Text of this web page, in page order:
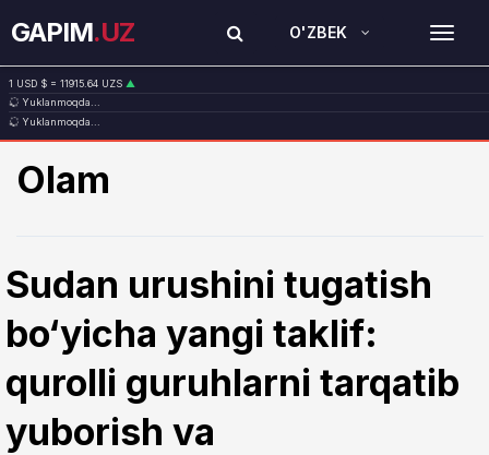
GAPIM.UZ O'ZBEK
1 USD $ = 11915.64 UZS ▲
1 EUR € = 13749.46 UZS
1 RUB ₽ = 146.19 UZS
1 CNY ¥ = 1765.52 UZS▲
Yuklanmoqda...
Yuklanmoqda...
Olam
Sudan urushini tugatish
bo‘yicha yangi taklif:
qurolli guruhlarni tarqatib
yuborish va